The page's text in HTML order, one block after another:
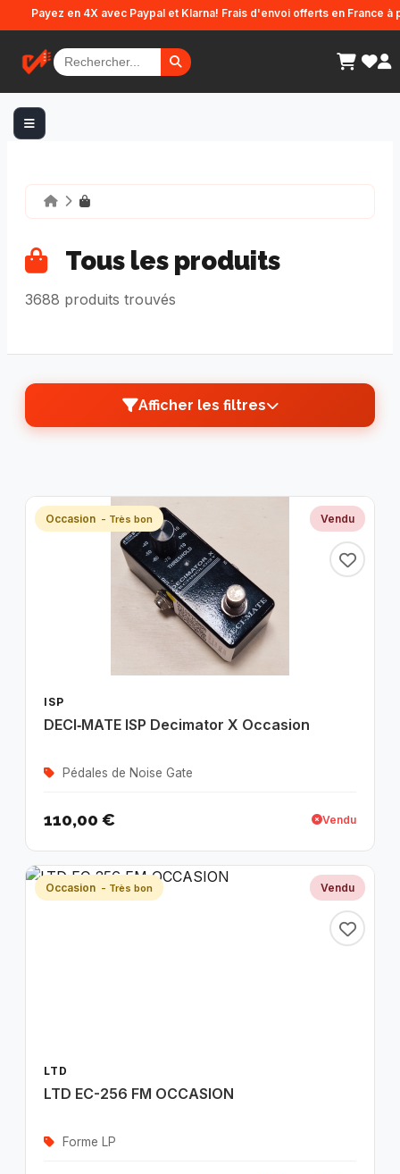
en 4X avec Paypal et Klarna! Frais d'envoi offerts en France à partir de
Tous les produits
3688 produits trouvés
Afficher les filtres
CATÉGORIES
DISPONIBILITÉ ÉTAT
Occasion - Très bon Vendu
ISP
DECI‑MATE ISP Decimator X Occasion
Pédales de Noise Gate
110,00 € Vendu
Occasion - Très bon Vendu
LTD
LTD EC-256 FM OCCASION
Forme LP
Panneau de gestion des cookies